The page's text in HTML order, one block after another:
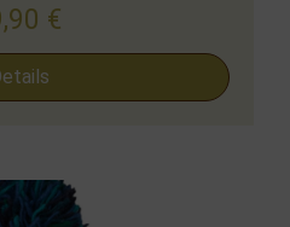
€